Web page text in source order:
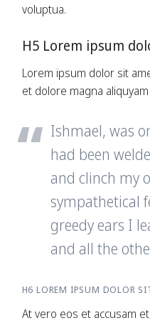
voluptua.
H5 Lorem ipsum
Lorem ipsum dolor sit
et dolore magna
Ishmael, was
had been
and clinch my
sympathetical
greedy ears I
and all the
H6 LOREM IPSUM DOLOR
At vero eos et accusam
Benjamin Beloch
beloch-franzbach.de